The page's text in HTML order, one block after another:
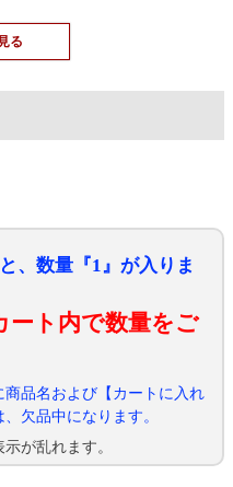
る
、数量『1』が入りま
ート内で数量をご
商品名および【カートに入れ
欠品中になります。
が乱れます。